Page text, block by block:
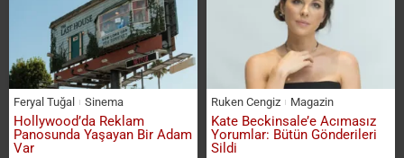
Feryal Tuğal Sinema
Hollywood’da Reklam
Panosunda Yaşayan Bir Adam
Var
Ruken Cengiz Magazin
Kate Beckinsale’e Acımasız
Yorumlar: Bütün Gönderileri
Sildi